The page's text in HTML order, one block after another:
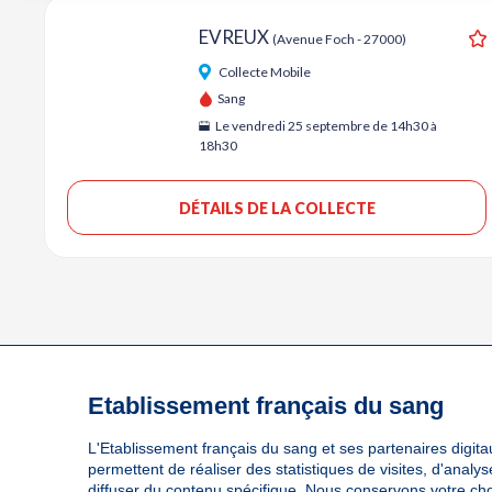
EVREUX (Avenue Foch - 27000)
Collecte Mobile
Sang
Le vendredi 25 septembre de 14h30 à
18h30
DÉTAILS DE LA COLLECTE
Etablissement français du sang
L'Etablissement français du sang et ses partenaires
permettent de réaliser des statistiques de visites,